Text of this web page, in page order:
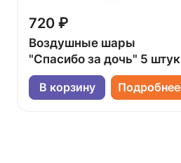
720 ₽
Воздушные шары
"Спасибо за дочь" 5 штук
В корзину Подробнее